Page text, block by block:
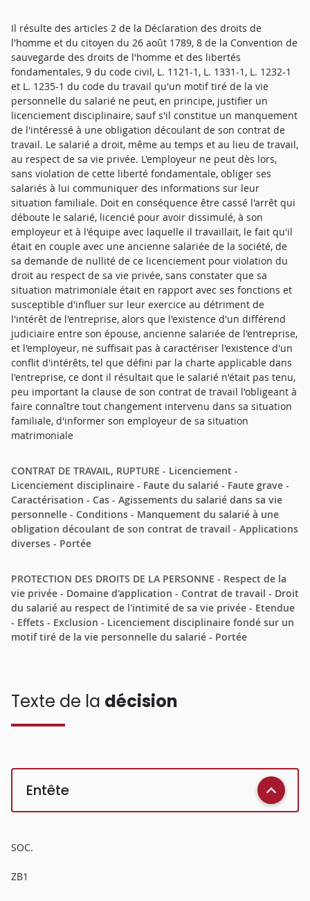
Il résulte des articles 2 de la Déclaration des droits de
l'homme et du citoyen du 26 août 1789, 8 de la Convention de
sauvegarde des droits de l'homme et des libertés
fondamentales, 9 du code civil, L. 1121-1, L. 1331-1, L. 1232-1
et L. 1235-1 du code du travail qu'un motif tiré de la vie
personnelle du salarié ne peut, en principe, justifier un
licenciement disciplinaire, sauf s'il constitue un manquement
de l'intéressé à une obligation découlant de son contrat de
travail. Le salarié a droit, même au temps et au lieu de travail,
au respect de sa vie privée. L'employeur ne peut dès lors,
sans violation de cette liberté fondamentale, obliger ses
salariés à lui communiquer des informations sur leur
situation familiale. Doit en conséquence être cassé l'arrêt qui
déboute le salarié, licencié pour avoir dissimulé, à son
employeur et à l'équipe avec laquelle il travaillait, le fait qu'il
était en couple avec une ancienne salariée de la société, de
sa demande de nullité de ce licenciement pour violation du
droit au respect de sa vie privée, sans constater que sa
situation matrimoniale était en rapport avec ses fonctions et
susceptible d'influer sur leur exercice au détriment de
l'intérêt de l'entreprise, alors que l'existence d'un différend
judiciaire entre son épouse, ancienne salariée de l'entreprise,
et l'employeur, ne suffisait pas à caractériser l'existence d'un
conflit d'intérêts, tel que défini par la charte applicable dans
l'entreprise, ce dont il résultait que le salarié n'était pas tenu,
peu important la clause de son contrat de travail l'obligeant à
faire connaître tout changement intervenu dans sa situation
familiale, d'informer son employeur de sa situation
matrimoniale
CONTRAT DE TRAVAIL, RUPTURE - Licenciement -
Licenciement disciplinaire - Faute du salarié - Faute grave -
Caractérisation - Cas - Agissements du salarié dans sa vie
personnelle - Conditions - Manquement du salarié à une
obligation découlant de son contrat de travail - Applications
diverses - Portée
PROTECTION DES DROITS DE LA PERSONNE - Respect de la
vie privée - Domaine d'application - Contrat de travail - Droit
du salarié au respect de l'intimité de sa vie privée - Etendue
- Effets - Exclusion - Licenciement disciplinaire fondé sur un
motif tiré de la vie personnelle du salarié - Portée
Texte de la décision
Entête
SOC.
ZB1